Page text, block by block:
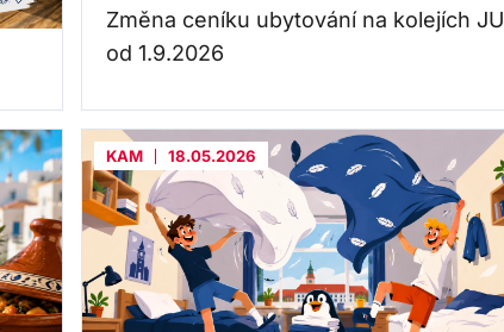
Změna ceníku ubytování na kolejích JU
od 1.9.2026
KAM 18.05.2026